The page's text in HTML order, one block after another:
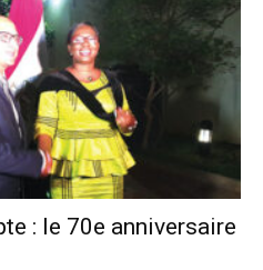
: le 70e anniversaire